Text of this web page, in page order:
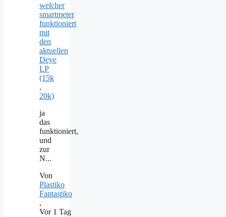
welcher
smartmeter
funktioniert
mit
den
aktuellen
Deye
LP
(15k
,
20k)
ja
das
funktioniert,
und
zur
N...
Von
Plastiko
Fantastiko
,
Vor 1 Tag